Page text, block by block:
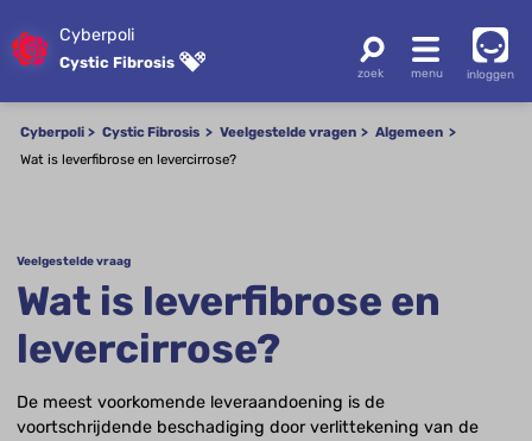
Cyberpoli
Cystic Fibrosis
inloggen
Cyberpoli Cystic Fibrosis Veelgestelde vragen
Algemeen
Wat is leverfibrose en levercirrose?
Veelgestelde vraag
Wat is leverfibrose en
levercirrose?
De meest voorkomende leveraandoening is de
voortschrijdende beschadiging door verlittekening van de